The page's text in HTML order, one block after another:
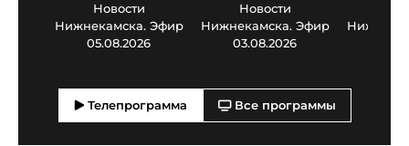
Новости
Нижнекамска. Эфир
05.08.2026
Новости
Нижнекамска. Эфир
03.08.2026
Телепрограмма Все программы